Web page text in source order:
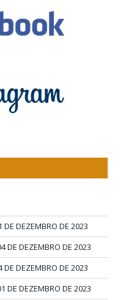
DE DEZEMBRO DE 2023
DE DEZEMBRO DE 2023
DE DEZEMBRO DE 2023
DE DEZEMBRO DE 2023